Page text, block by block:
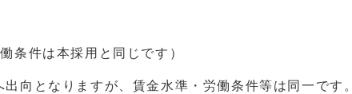
条件は本採用と同じです）
向となりますが、賃金水準・労働条件等は同一です。